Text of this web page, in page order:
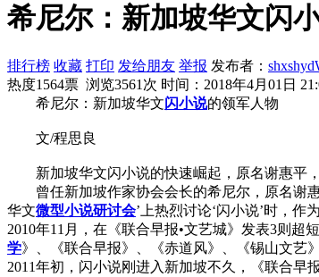
希尼尔：新加坡华文闪
排行榜 收藏 打印 发给朋友 举报 发布者：
热度1564票 浏览3561次 时间：2018年4月01日
希尼尔：新加坡华文闪小说的领军人物
文/程思良
新加坡华文闪小说的快速崛起，原名谢惠平，
曾任新加坡作家协会会长的希尼尔，原名谢惠
华文微型小说研讨会’上热烈讨论‘闪小说’时，
2010年11月，在《联合早报•文艺城》发表3则超
学》、《联合早报》、《赤道风》、《锡山文艺
2011年初，闪小说刚进入新加坡不久，《联合早